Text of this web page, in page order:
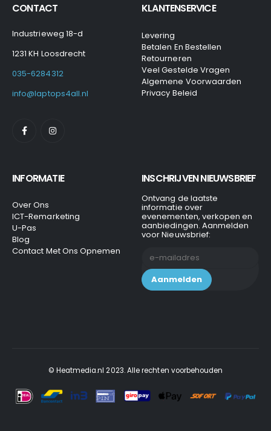
CONTACT
Industrieweg 18-d
1231 KH Loosdrecht
035-6284312
info@laptops4all.nl
KLANTENSERVICE
Levering
Betalen En Bestellen
Retourneren
Veel Gestelde Vragen
Algemene Voorwaarden
Privacy Beleid
INFORMATIE
Over Ons
ICT-Remarketing
U-Pas
Blog
Contact Met Ons Opnemen
INSCHRIJVEN NIEUWSBRIEF
Ontvang de laatste
informatie over
evenementen, verkopen en
aanbiedingen. Aanmelden
voor Nieuwsbrief:
© Heatmedia.nl 2023. Alle rechten voorbehouden